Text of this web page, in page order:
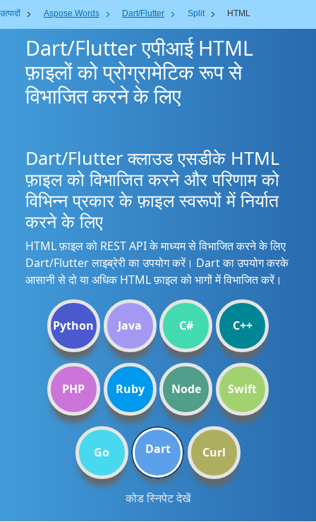
उत्पादों Aspose.Words Dart/Flutter Split HTML
Dart/Flutter एपीआई HTML
फ़ाइलों को प्रोग्रामेटिक रूप से
विभाजित करने के लिए
Dart/Flutter क्लाउड एसडीके HTML
फ़ाइल को विभाजित करने और परिणाम को
विभिन्न प्रकार के फ़ाइल स्वरूपों में निर्यात
करने के लिए
HTML फ़ाइल को REST API के माध्यम से विभाजित करने के लिए
Dart/Flutter लाइब्रेरी का उपयोग करें। Dart का उपयोग करके
आसानी से दो या अधिक HTML फ़ाइल को भागों में विभाजित करें।
Python Java C# C++
PHP Ruby Node Swift
Go Dart Curl
कोड स्निपेट देखें